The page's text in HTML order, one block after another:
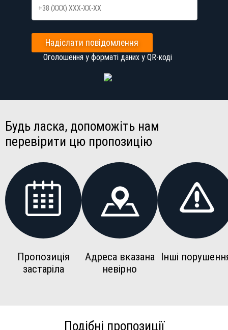
Надіслати повідомлення
Оголошення у форматі даних у QR-коді
Будь ласка, допоможіть нам
перевірити цю пропозицію
Пропозиція
застаріла
Адреса вказана
невірно
Інші
Подібні пропозиції